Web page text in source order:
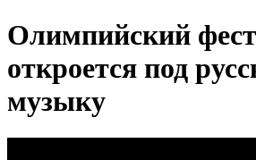
Олимпийский
откроется под
музыку